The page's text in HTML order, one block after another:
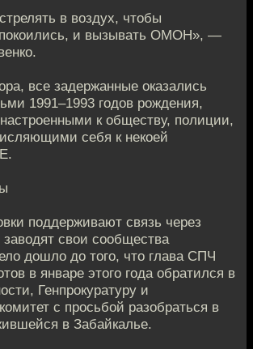
в воздух, чтобы
и вызывать ОМОН», —
все задержанные оказались
1991–1993 годов рождения,
к обществу, полиции,
себя к некоей
поддерживают связь через
свои сообщества
дошло до того, что глава СПЧ
в январе этого года обратился в
Генпрокуратуру и
с просьбой разобраться в
в Забайкалье.